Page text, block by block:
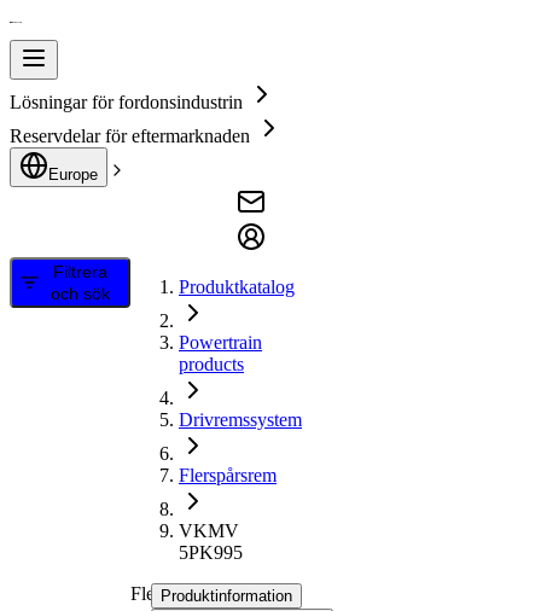
Lösningar för fordonsindustrin
Reservdelar för eftermarknaden
Europe
Filtrera
och sök
Produktkatalog
Powertrain
products
Drivremssystem
Flerspårsrem
VKMV
5PK995
Flerspårsrem
Produktinformation